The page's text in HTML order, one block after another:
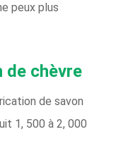
peux plus
de chèvre
de savon
1, 500 à 2, 000